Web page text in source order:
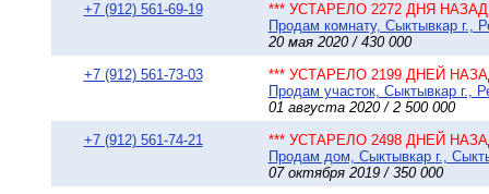
+7 (912) 561-69-19
*** УСТАРЕЛО 2272 ДНЯ НАЗАД
Продам комнату, Сыктывкар г.,
20 мая 2020 / 430 000
+7 (912) 561-73-03
*** УСТАРЕЛО 2199 ДНЕЙ
Продам участок, Сыктывкар г.,
01 августа 2020 / 2 500 000
+7 (912) 561-74-21
*** УСТАРЕЛО 2498 ДНЕЙ
Продам дом, Сыктывкар г.,
07 октября 2019 / 350 000